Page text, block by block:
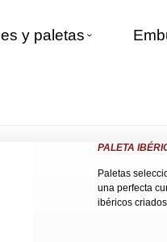
y paletas
PALETA
Paletas
una perfecta
ibéricos